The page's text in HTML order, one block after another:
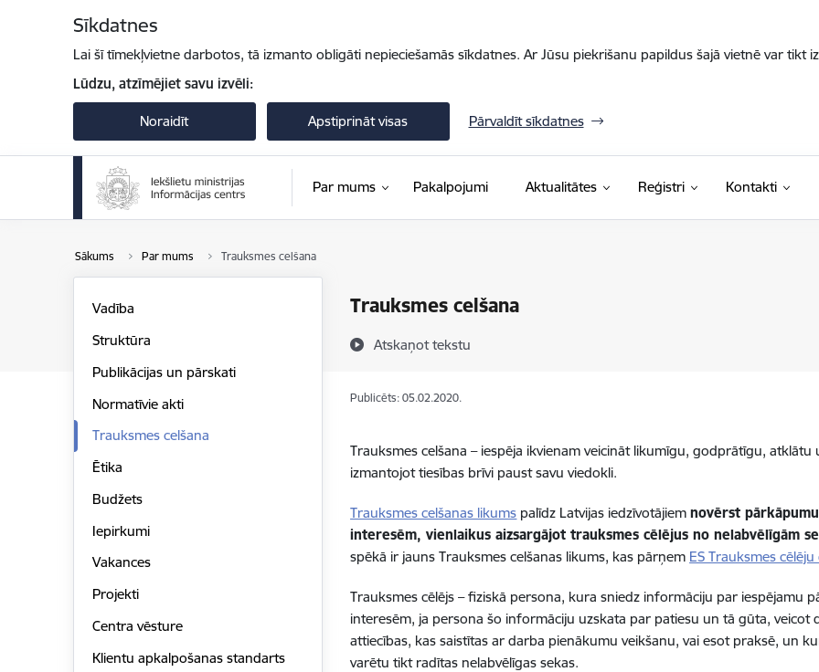
Sīkdatnes
Lai šī tīmekļvietne darbotos, tā izmanto obligāti nepieciešamās sīkdatnes. Ar Jūsu piekrišanu papildus šajā vietnē var tikt
Lūdzu, atzīmējiet savu izvēli:
Noraidīt Apstiprināt visas Pārvaldīt sīkdatnes
Par mums Pakalpojumi Aktualitātes Reģistri Kontakti
Sākums Par mums Trauksmes celšana
Trauksmes celšana
Atskaņot tekstu
Vadība
Struktūra
Publikācijas un pārskati
Normatīvie akti
Trauksmes celšana
Ētika
Budžets
Iepirkumi
Vakances
Projekti
Centra vēsture
Klientu apkalpošanas standarts
Publicēts: 05.02.2020.
Trauksmes celšana – iespēja ikvienam veicināt likumīgu, godprātīgu,
izmantojot tiesības brīvi paust savu viedokli.
Trauksmes celšanas likums palīdz Latvijas iedzīvotājiemnovērst
interesēm, vienlaikus aizsargājot trauksmes cēlējus no nelabvēlīgām
spēkā ir jauns Trauksmes celšanas likums, kas pārņem ES Trauksmes
Trauksmes cēlējs – fiziskā persona, kura sniedz informāciju par iespējamu
interesēm, ja persona šo informāciju uzskata par patiesu un tā gūta, veicot
attiecības, kas saistītas ar darba pienākumu veikšanu, vai esot praksē, un
varētu tikt radītas nelabvēlīgas sekas.